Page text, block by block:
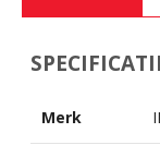
Merk